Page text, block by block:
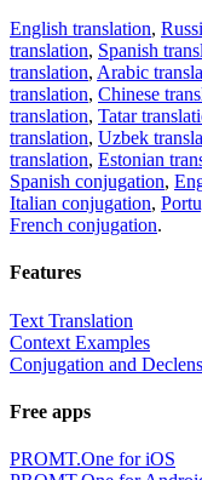
English translation,
translation, Spanish
translation, Arabic
translation, Chinese
translation, Tatar
translation, Uzbek
translation, Estonian
Spanish conjugation,
Italian conjugation,
French conjugation.
Features
Text Translation
Context Examples
Conjugation and
Free apps
PROMT.One for iOS